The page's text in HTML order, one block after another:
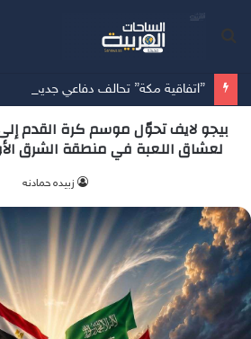
بيجو لايف تحوّل موسم كرة القدم
لعشاق اللعبة في منطقة الشرق
زبيده حمادنه